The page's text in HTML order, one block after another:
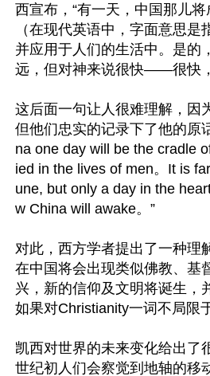
西宣布，“有一天，中国那儿
（在现代英语中，字面意思是
并应用于人们的生活中。是的
远，但对神来说很快——很快
这后面一句让人很难理解，因
但他们忠实的记录下了他的原
na one day will be the cradle
ied in the lives of men。It is
une, but only a day in the
w China will awake。”
对此，西方学者提出了一种理
在中国将会出现类似佛教、基
兴，新的信仰及文明将诞生，
如果对Christianity一词不局限
凯西对世界的未来变化给出了
世纪初人们会察觉到地轴的移